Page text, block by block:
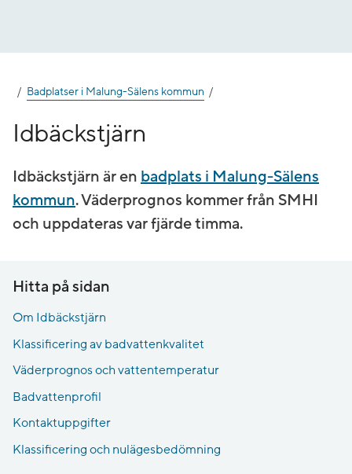
Badplatser i Malung-Sälens kommun
Idbäckstjärn
Idbäckstjärn är en badplats i Malung-Sälens
kommun. Väderprognos kommer från SMHI
och uppdateras var fjärde timma.
Hitta på sidan
Om Idbäckstjärn
Klassificering av badvattenkvalitet
Väderprognos och vattentemperatur
Badvattenprofil
Kontaktuppgifter
Klassificering och nulägesbedömning